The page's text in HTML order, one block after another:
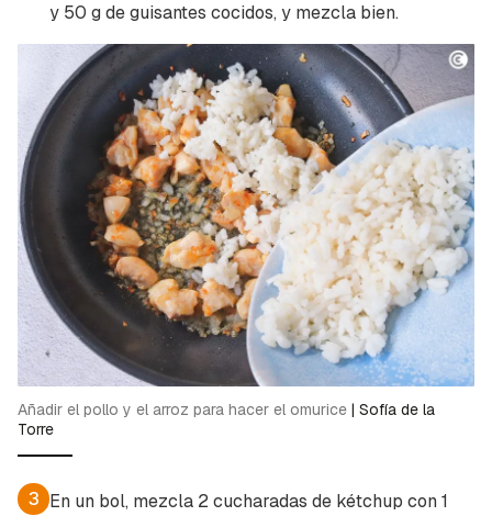
y 50 g de guisantes cocidos, y mezcla bien.
Añadir el pollo y el arroz para hacer el omurice | Sofía de la
Torre
3 En un bol, mezcla 2 cucharadas de kétchup con 1